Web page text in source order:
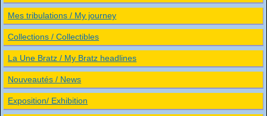
Mes tribulations / My journey
Collections / Collectibles
La Une Bratz / My Bratz headlines
Nouveautés / News
Exposition/ Exhibition